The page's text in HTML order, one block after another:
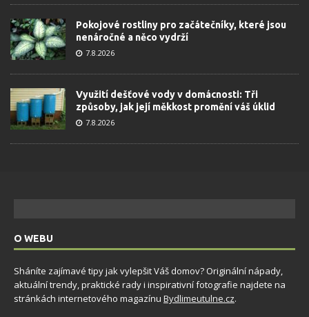
Pokojové rostliny pro začátečníky, které jsou
nenáročné a něco vydrží
7.8.2026
Využití dešťové vody v domácnosti: Tři
způsoby, jak její měkkost promění váš úklid
7.8.2026
O WEBU
Sháníte zajímavé tipy jak vylepšit Váš domov? Originální nápady,
aktuální trendy, praktické rady i inspirativní fotografie najdete na
stránkách internetového magazínu Bydlimeutulne.cz.